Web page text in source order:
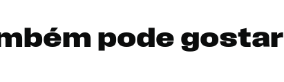
pode gostar